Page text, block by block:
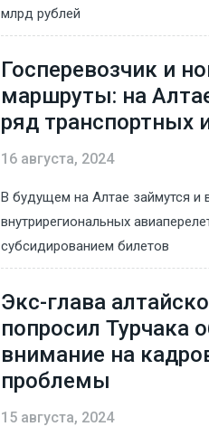
млрд рублей
Госперевозчик и
маршруты: на
ряд транспортных
16 августа, 2024
В будущем на Алтае займутся и
внутрирегиональных
субсидированием билетов
Экс-глава
попросил Турчака
внимание на
проблемы
15 августа, 2024